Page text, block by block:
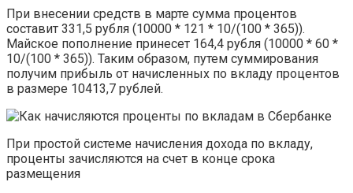
При внесении средств в марте сумма процентов
составит 331,5 рубля (10000 * 121 * 10/(100 * 365)).
Майское пополнение принесет 164,4 рубля (10000 * 60 *
10/(100 * 365)). Таким образом, путем суммирования
получим прибыль от начисленных по вкладу процентов
в размере 10413,7 рублей.
При простой системе начисления дохода по вкладу,
проценты зачисляются на счет в конце срока
размещения